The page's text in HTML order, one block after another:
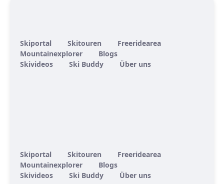
Skiportal Skitouren
Freeridearea
Mountainexplorer
Blogs
Skivideos
Ski Buddy Über uns
Skiportal Skitouren
Freeridearea
Mountainexplorer
Blogs
Skivideos
Ski Buddy Über uns